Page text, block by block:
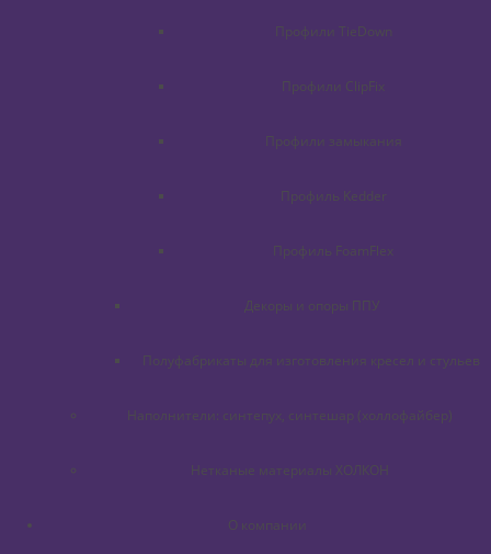
Профили TieDown
Профили ClipFix
Профили замыкания
Профиль Kedder
Профиль FoamFlex
Декоры и опоры ППУ
Полуфабрикаты для изготовления кресел и стульев
Наполнители: синтепух, синтешар (холлофайбер)
Нетканые материалы ХОЛКОН
О компании